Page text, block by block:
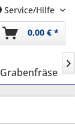
Service/Hilfe
0,00 € *
Grabenfräse
